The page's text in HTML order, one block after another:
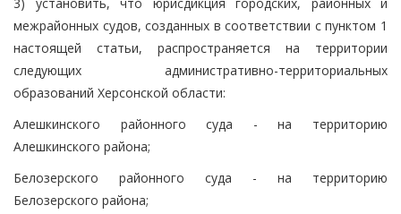
межрайонных судов, созданных в соответствии с пунктом 1
настоящей статьи, распространяется на территории
следующих административно-территориальных
образований Херсонской области:
Алешкинского районного суда - на территорию
Алешкинского района;
Белозерского районного суда - на территорию
Белозерского района;